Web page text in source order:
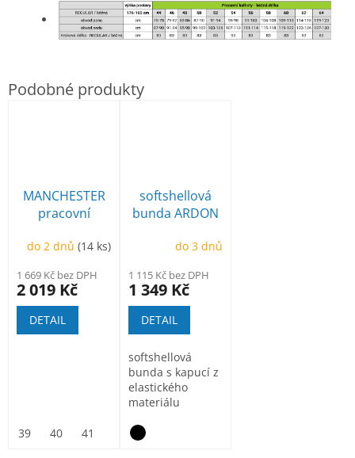
MANCHESTER
pracovní
do 2 dnů(14 ks)
1 669 Kč bez DPH
2 019 Kč
DETAIL
39 40 41 43
softshellová
bunda ARDON
do 3 dnů
1 115 Kč bez DPH
1 349 Kč
DETAIL
softshellová
bunda s kapucí z
elastického
materiálu
vnitřní část...